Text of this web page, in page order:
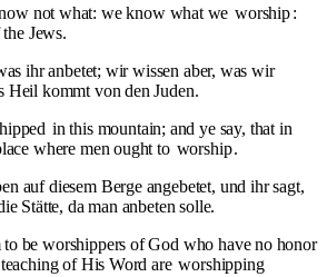
not what: we know what we worship:
Jews.
ihr anbetet; wir wissen aber, was wir
Heil kommt von den Juden.
in this mountain; and ye say, that in
where men ought to worship.
auf diesem Berge angebetet, und ihr sagt,
Stätte, da man anbeten solle.
be worshippers of God who have no honor
of His Word are worshipping